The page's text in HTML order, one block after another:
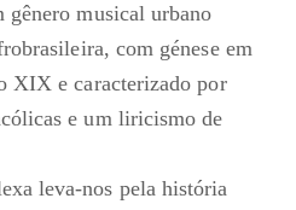
gênero musical urbano
com génese em
XIX e caracterizado por
e um liricismo de
leva-nos pela história